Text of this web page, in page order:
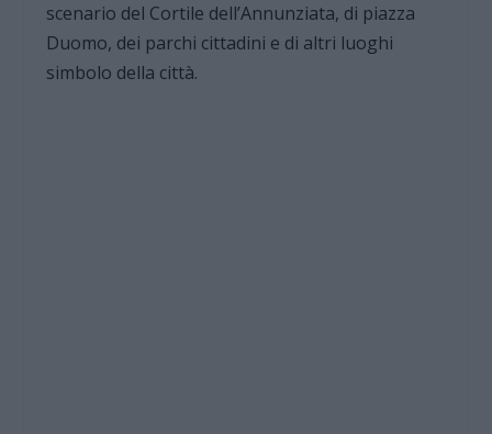
scenario del Cortile dell’Annunziata, di piazza
Duomo, dei parchi cittadini e di altri luoghi
simbolo della città.